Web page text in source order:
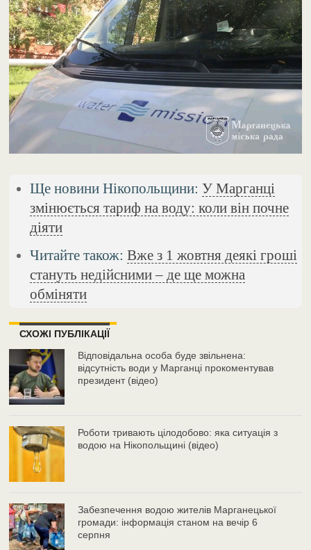
Ще новини Нікопольщини:У Марганці
змінюється тариф на воду: коли він почне
діяти
Читайте також:Вже з 1 жовтня деякі гроші
стануть недійсними – де ще можна
обміняти
СХОЖІ ПУБЛІКАЦІЇ
Відповідальна особа буде звільнена:
відсутність води у Марганці прокоментував
президент (відео)
Роботи тривають цілодобово: яка ситуація з
водою на Нікопольщині (відео)
Забезпечення водою жителів Марганецької
громади: інформація станом на вечір 6
серпня